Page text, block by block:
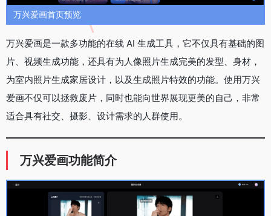
万兴爱画首页预览
万兴爱画是一款多功能的在线 AI 生成工具，它不仅具有基础的图
片、视频生成功能，还具有为人像照片生成完美的发型、身材，
为室内照片生成家居设计，以及生成照片特效的功能。使用万兴
爱画不仅可以拯救废片，同时也能向世界展现更美的自己，非常
适合具有社交、摄影、设计需求的人群使用。
万兴爱画功能简介